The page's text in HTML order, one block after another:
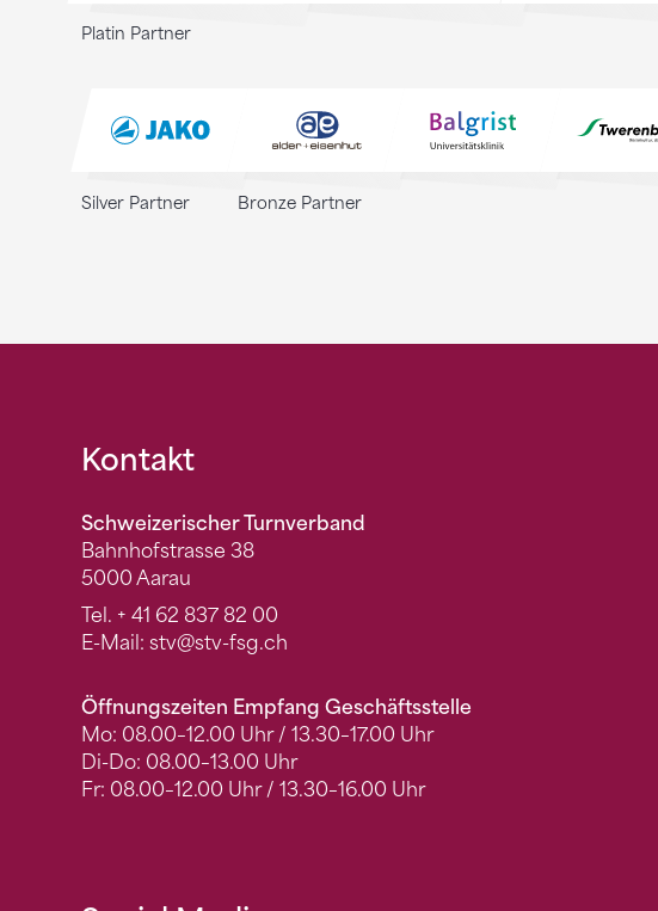
Platin Partner
Silver Partner Bronze Partner
Fusszeile
Kontakt
Schweizerischer Turnverband
Bahnhofstrasse 38
5000 Aarau
Tel. + 41 62 837 82 00
E-Mail: stv@stv-fsg.ch
Öffnungszeiten Empfang Geschäftsstelle
Mo: 08.00–12.00 Uhr / 13.30–17.00 Uhr
Di-Do: 08.00–13.00 Uhr
Fr: 08.00–12.00 Uhr / 13.30–16.00 Uhr